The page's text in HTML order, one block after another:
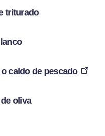
triturado
caldo de pescado
oliva